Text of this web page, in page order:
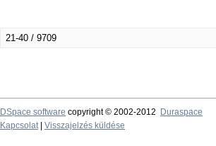
21-40 / 9709
DSpace software copyright © 2002-2012
Duraspace
Kapcsolat| Visszajelzés küldése